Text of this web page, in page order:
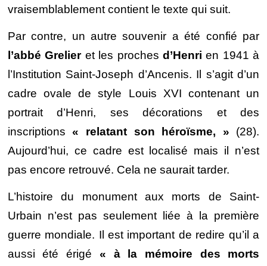
vraisemblablement contient le texte qui suit.
Par contre, un autre souvenir a été confié par
l’abbé Grelieret les proches d’Henri en 1941 à
l’Institution Saint-Joseph d’Ancenis. Il s’agit d’un
cadre ovale de style Louis XVI contenant un
portrait d’Henri, ses décorations et des
inscriptions« relatant son héroïsme, » (28).
Aujourd’hui, ce cadre est localisé mais il n’est
pas encore retrouvé. Cela ne saurait tarder.
L’histoire du monument aux morts de Saint-
Urbain n’est pas seulement liée à la première
guerre mondiale. Il est important de redire qu’il a
aussi été érigé « à la mémoire des morts